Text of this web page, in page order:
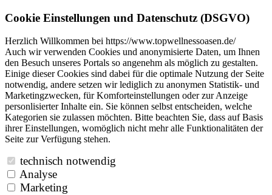
Cookie Einstellungen und Datenschutz (DSGVO)
Herzlich Willkommen bei https://www.topwellnessoasen.de/
Auch wir verwenden Cookies und anonymisierte Daten, um Ihnen
den Besuch unseres Portals so angenehm als möglich zu gestalten.
Einige dieser Cookies sind dabei für die optimale Nutzung der Seite
notwendig, andere setzen wir lediglich zu anonymen Statistik- und
Marketingzwecken, für Komforteinstellungen oder zur Anzeige
personlisierter Inhalte ein. Sie können selbst entscheiden, welche
Kategorien sie zulassen möchten. Bitte beachten Sie, dass auf Basis
ihrer Einstellungen, womöglich nicht mehr alle Funktionalitäten der
Seite zur Verfügung stehen.
technisch notwendig
Analyse
Marketing